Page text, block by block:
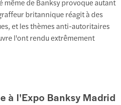
de Banksy provoque autant
britannique réagit à des
et les thèmes anti-autoritaires
l'ont rendu extrêmement
à l'Expo Banksy Madrid